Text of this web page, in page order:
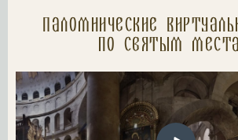
Паломнические
по святым